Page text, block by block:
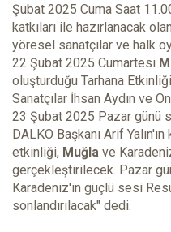
Şubat 2025 Cuma Saat
katkıları ile hazırlanacak olan
yöresel sanatçılar ve halk
22 Şubat 2025 Cumartesi
oluşturduğu Tarhana
Sanatçılar İhsan Aydın ve
23 Şubat 2025 Pazar günü
DALKO Başkanı Arif
etkinliği, Muğla ve
gerçekleştirilecek. Pazar
Karadeniz'in güçlü sesi
sonlandırılacak" dedi.